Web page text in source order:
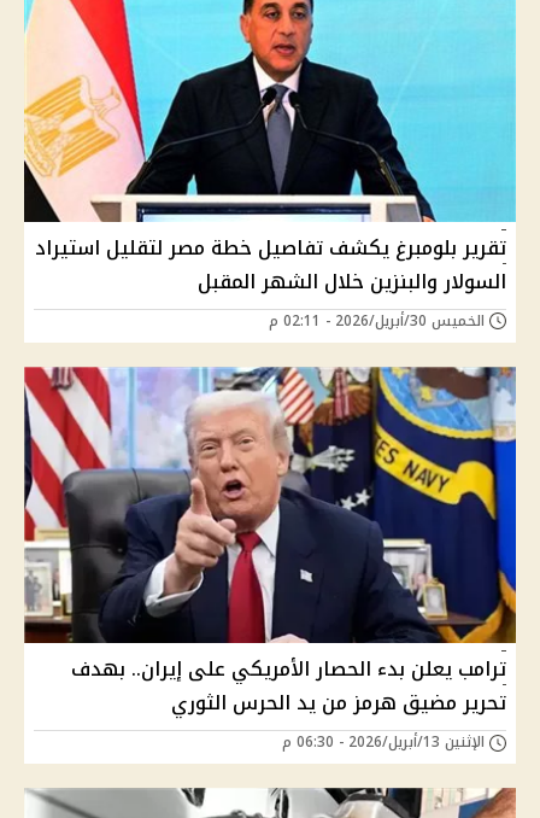
تقرير بلومبرغ يكشف تفاصيل خطة مصر لتقليل استيراد
السولار والبنزين خلال الشهر المقبل
الخميس 30/أبريل/2026 - 02:11 م
ترامب يعلن بدء الحصار الأمريكي على إيران.. بهدف
تحرير مضيق هرمز من يد الحرس الثوري
الإثنين 13/أبريل/2026 - 06:30 م